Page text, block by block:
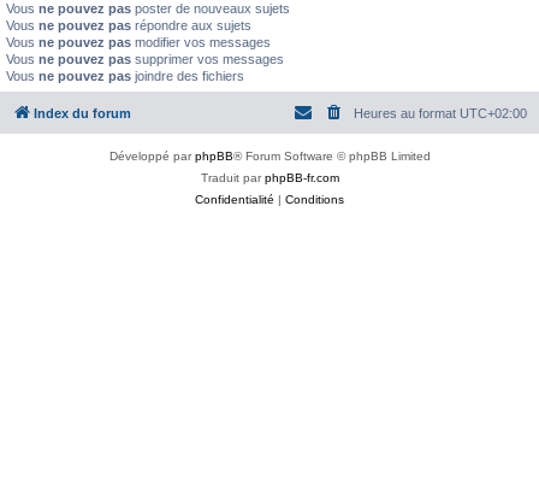
Vous ne pouvez pas poster de nouveaux sujets
Vous ne pouvez pas répondre aux sujets
Vous ne pouvez pas modifier vos messages
Vous ne pouvez pas supprimer vos messages
Vous ne pouvez pas joindre des fichiers
Index du forum Heures au format UTC+02:00
Développé parphpBB® Forum Software © phpBB Limited
Traduit parphpBB-fr.com
Confidentialité | Conditions